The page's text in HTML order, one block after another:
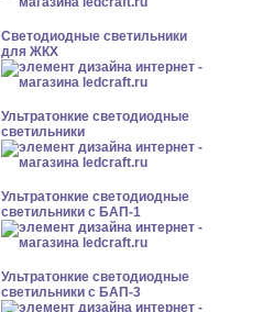
Светодиодные светильники
для ЖКХ
Ультратонкие светодиодные
светильники
Ультратонкие светодиодные
светильники с БАП-1
Ультратонкие светодиодные
светильники с БАП-3